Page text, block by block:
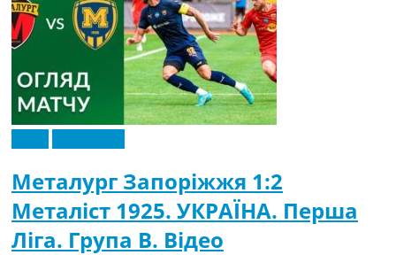
Металург Запоріжжя 1:2
Металіст 1925. УКРАЇНА. Перша
Ліга. Група В. Відео